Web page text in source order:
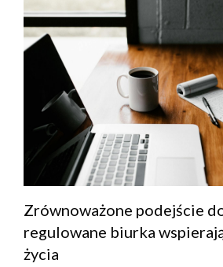
Zrównoważone podejście
regulowane biurka
życia